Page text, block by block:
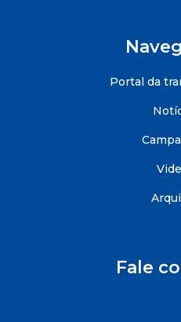
Portal da
Fale